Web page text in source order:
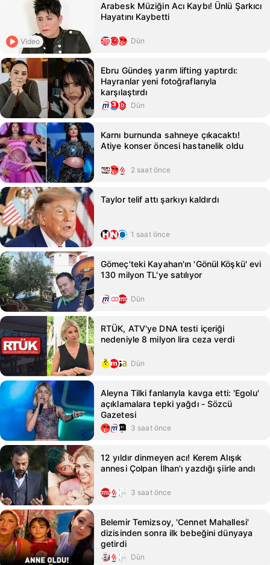
Video
Arabesk Müziğin Acı Kaybı! Ünlü Şarkıcı
Hayatını Kaybetti
Dün
Ebru Gündeş yarım lifting yaptırdı:
Hayranlar yeni fotoğraflarıyla
karşılaştırdı
Dün
Karnı burnunda sahneye çıkacaktı!
Atiye konser öncesi hastanelik oldu
2 saat önce
Taylor telif attı şarkıyı kaldırdı
1 saat önce
Gömeç'teki Kayahan'ın 'Gönül Köşkü' evi
130 milyon TL'ye satılıyor
Dün
RTÜK, ATV'ye DNA testi içeriği
nedeniyle 8 milyon lira ceza verdi
Dün
Aleyna Tilki fanlarıyla kavga etti: 'Egolu'
açıklamalara tepki yağdı - Sözcü
Gazetesi
3 saat önce
12 yıldır dinmeyen acı! Kerem Alışık
annesi Çolpan İlhan'ı yazdığı şiirle andı
3 saat önce
Belemir Temizsoy, 'Cennet Mahallesi'
dizisinden sonra ilk bebeğini dünyaya
getirdi
Dün